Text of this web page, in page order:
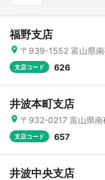
福野支店
〒939-1552 富山県
支店コード 626
井波本町支店
〒932-0217 富山県
支店コード 657
井波中央支店